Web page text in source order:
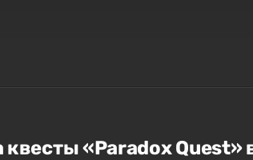
«Paradox Quest»